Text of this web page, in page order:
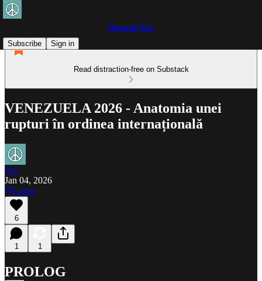
Dosarele Pax
Subscribe
Sign in
Read distraction-free on Substack
VENEZUELA 2026 - Anatomia unei
rupturi în ordinea internațională
Pax
Jan 04, 2026
Listen
6
1 1
PROLOG